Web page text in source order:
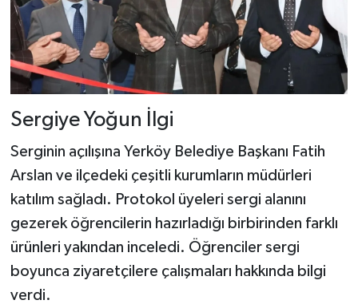
Sergiye Yoğun İlgi
Serginin açılışına Yerköy Belediye Başkanı Fatih
Arslan ve ilçedeki çeşitli kurumların müdürleri
katılım sağladı. Protokol üyeleri sergi alanını
gezerek öğrencilerin hazırladığı birbirinden farklı
ürünleri yakından inceledi. Öğrenciler sergi
boyunca ziyaretçilere çalışmaları hakkında bilgi
verdi.